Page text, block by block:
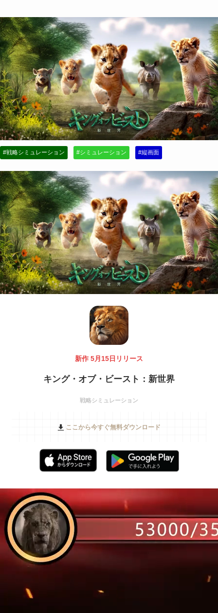
#戦略シミュレーション #シミュレーション #縦画面
新作 5月15日リリース
キング・オブ・ビースト：新世界
戦略シミュレーション
ここから今すぐ無料ダウンロード